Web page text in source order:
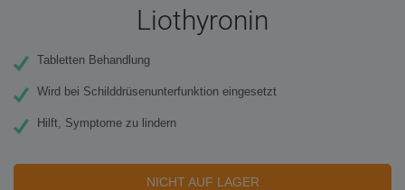
Liothyronin
Tabletten Behandlung
Wird bei Schilddrüsenunterfunktion eingesetzt
Hilft, Symptome zu lindern
NICHT AUF LAGER